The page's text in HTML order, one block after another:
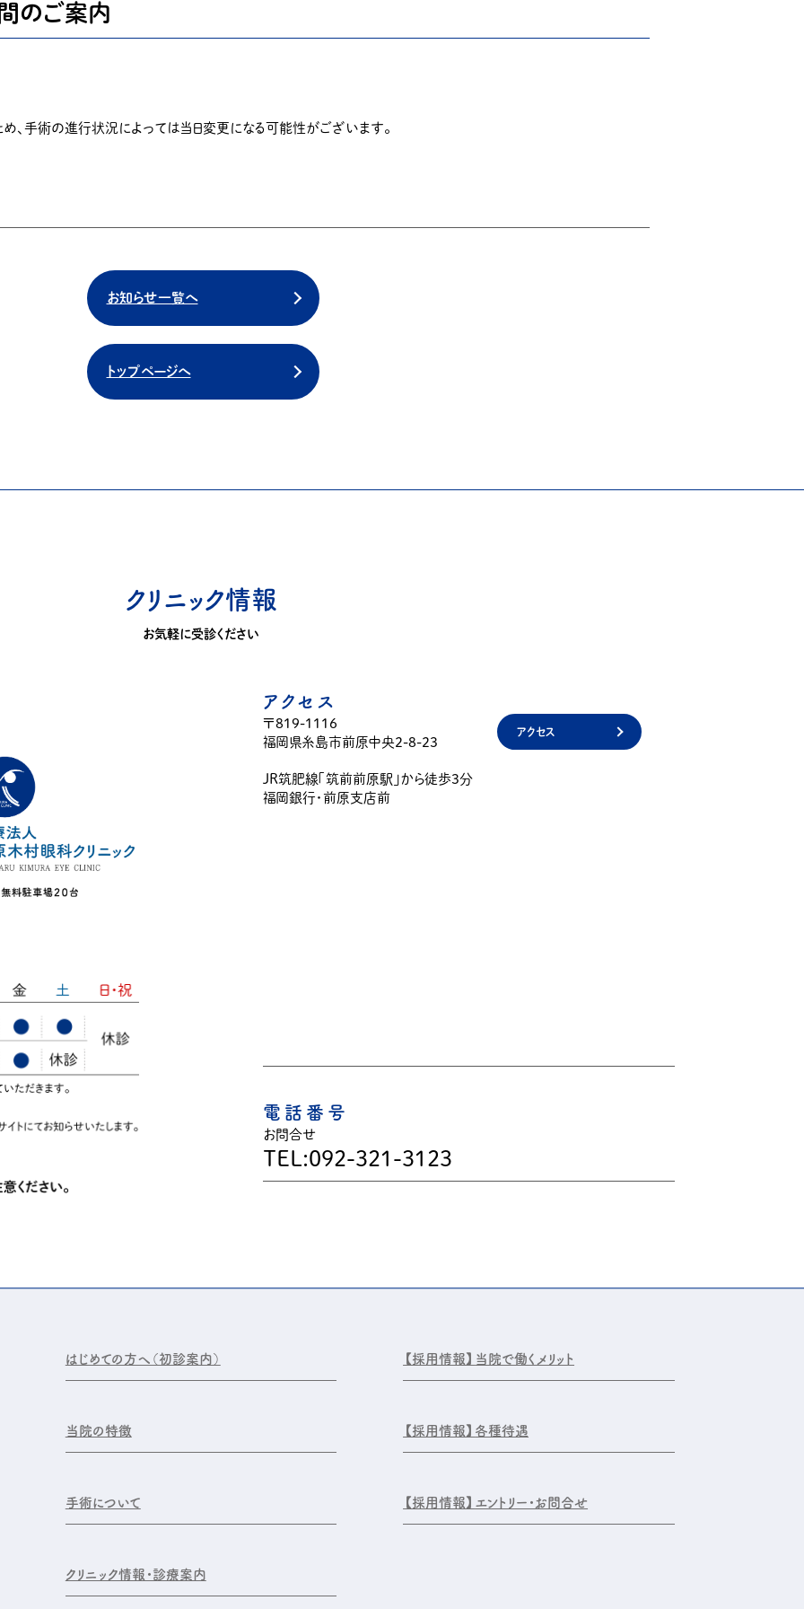
間のご案内
、手術の進行状況によっては当日変更になる可能性がございます。
お知らせ一覧へ
トップページへ
クリニック情報
お気軽に受診ください
アクセス
〒819-1116
福岡県糸島市前原中央2-8-23
JR筑肥線「筑前前原駅」から徒歩3分
福岡銀行・前原支店前
アクセス
電話番号
お問合せ
TEL:092-321-3123
はじめての方へ（初診案内）
当院の特徴
手術について
クリニック情報・診療案内
【採用情報】 当院で働くメリット
【採用情報】 各種待遇
【採用情報】 エントリー・お問合せ